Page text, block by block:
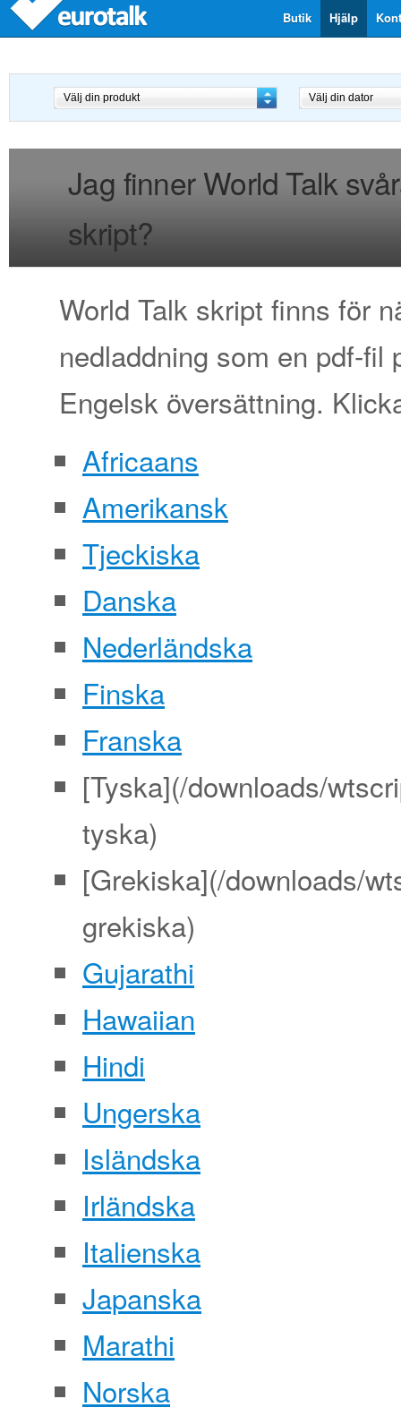
Hjälp
Butik
Jag finner World Talk
skript?
World Talk skript finns för
nedladdning som en pdf-fil
Engelsk översättning.
Africaans
Amerikansk
Tjeckiska
Danska
Nederländska
Finska
Franska
[Tyska](/downloads/
tyska)
[Grekiska](/downloads/
grekiska)
Gujarathi
Hawaiian
Hindi
Ungerska
Isländska
Irländska
Italienska
Japanska
Marathi
Norska